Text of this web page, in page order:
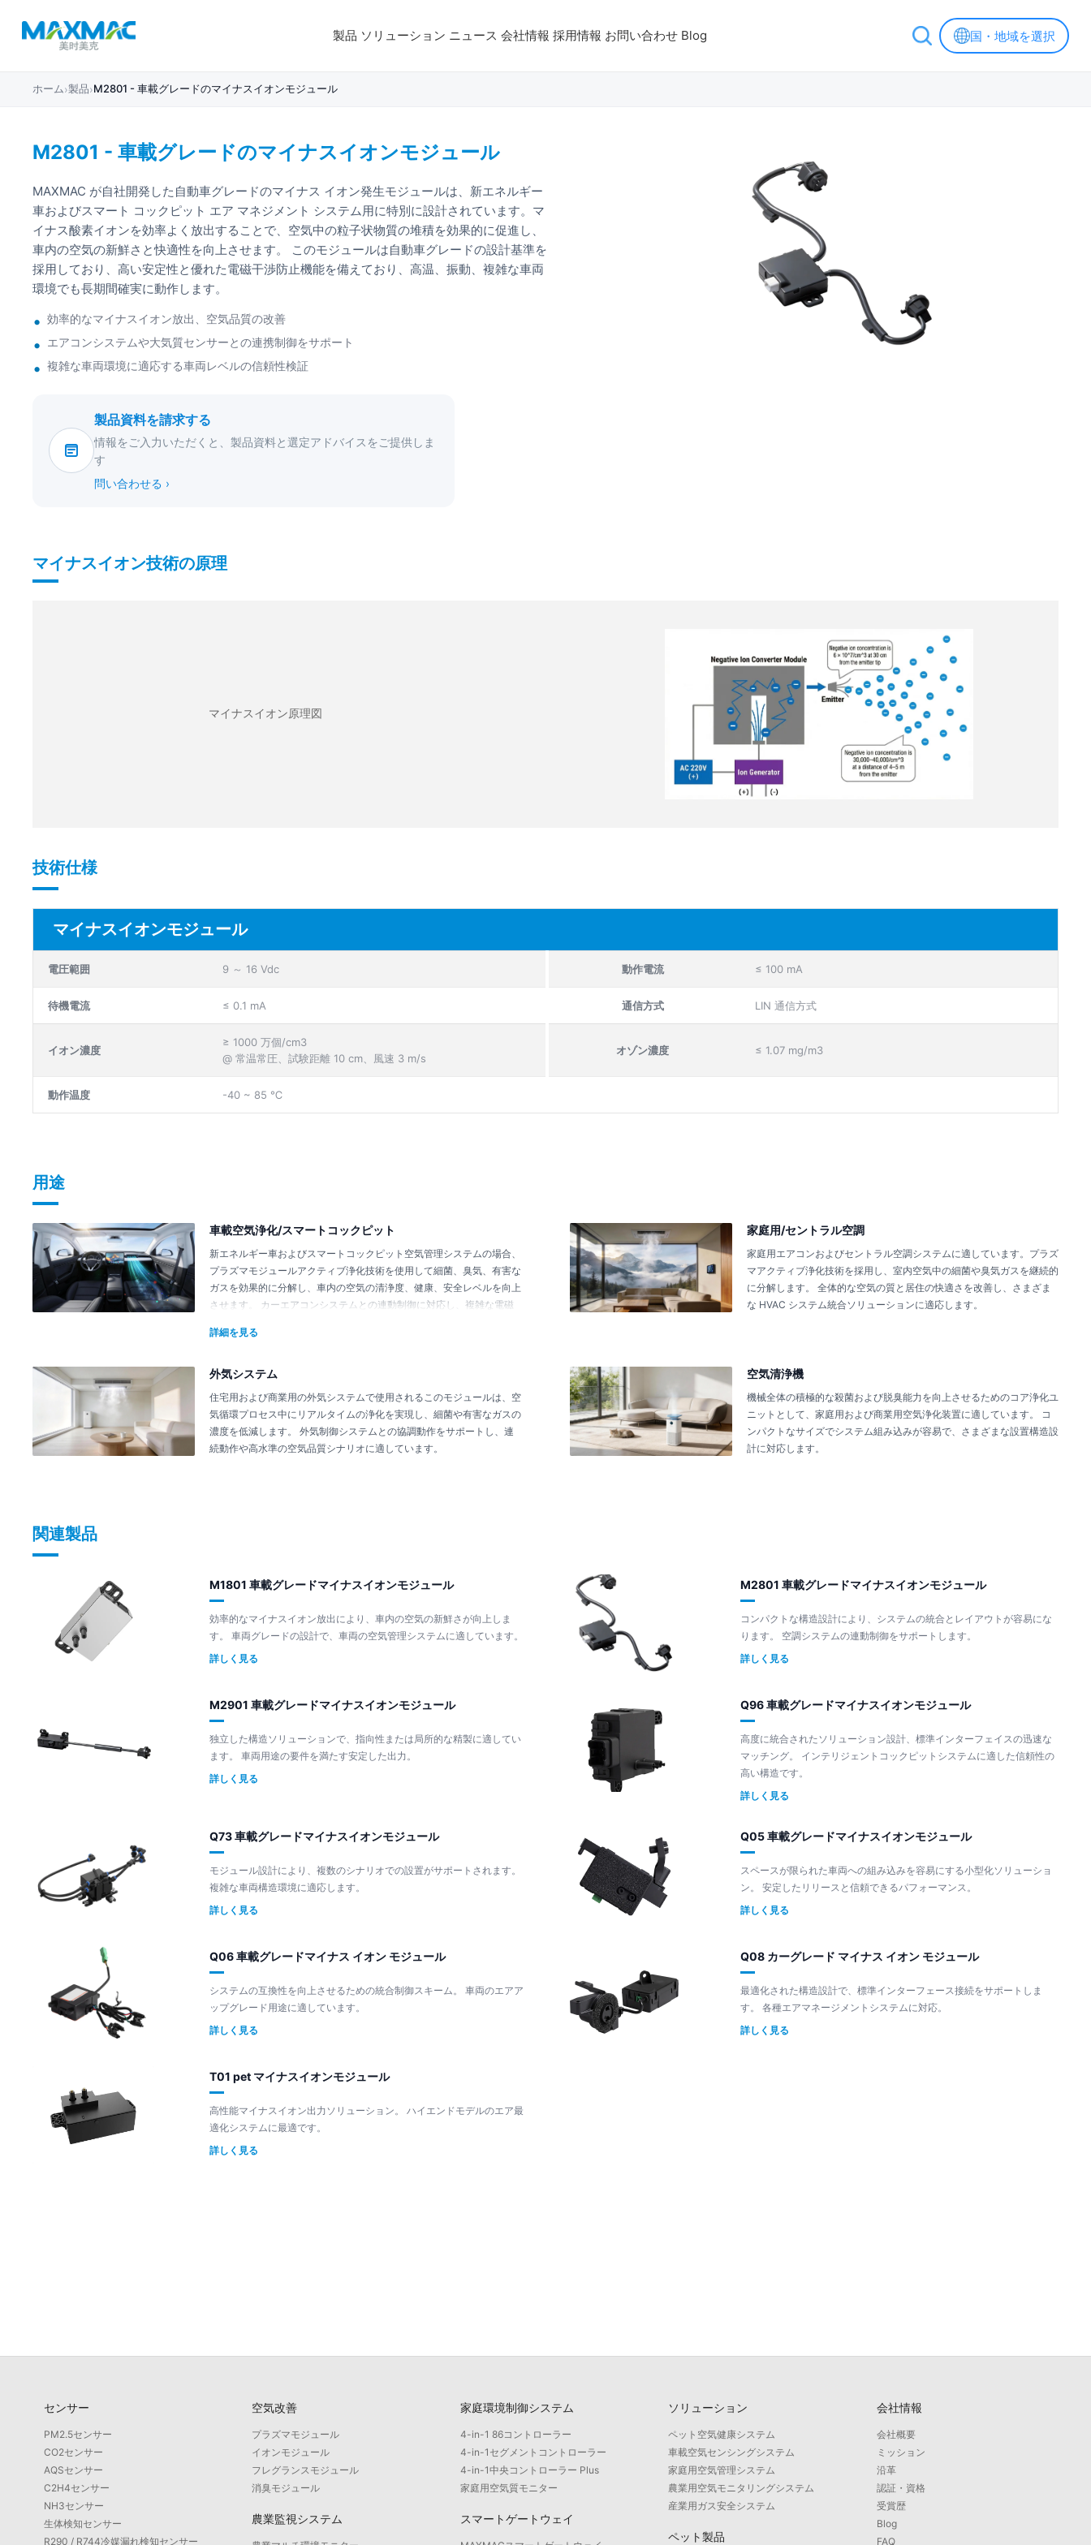
製品 ソリューション ニュース 会社情報 採用情報 お問い合わせ Blog 国・地域を選択
ホーム›製品›M2801 - 車載グレードのマイナスイオンモジュール
M2801 - 車載グレードのマイナスイオンモジュール
MAXMAC が自社開発した自動車グレードのマイナス イオン発生モジュールは、新エネルギー
車およびスマート コックピット エア マネジメント システム用に特別に設計されています。マ
イナス酸素イオンを効率よく放出することで、空気中の粒子状物質の堆積を効果的に促進し、
車内の空気の新鮮さと快適性を向上させます。 このモジュールは自動車グレードの設計基準を
採用しており、高い安定性と優れた電磁干渉防止機能を備えており、高温、振動、複雑な車両
環境でも長期間確実に動作します。
効率的なマイナスイオン放出、空気品質の改善
エアコンシステムや大気質センサーとの連携制御をサポート
複雑な車両環境に適応する車両レベルの信頼性検証
製品資料を請求する
情報をご入力いただくと、製品資料と選定アドバイスをご提供しま
す
問い合わせる ›
マイナスイオン技術の原理
マイナスイオン原理図
技術仕様
マイナスイオンモジュール
電圧範囲 9 ～ 16 Vdc 動作電流 ≤ 100 mA
待機電流 ≤ 0.1 mA 通信方式 LIN 通信方式
イオン濃度
≥ 1000 万個/cm3
@ 常温常圧、試験距離 10 cm、風速 3 m/s
オゾン濃度 ≤ 1.07 mg/m3
動作温度 -40 ~ 85 ℃
用途
車載空気浄化/スマートコックピット
新エネルギー車およびスマートコックピット空気管理システムの場合、
プラズマモジュールアクティブ浄化技術を使用して細菌、臭気、有害な
ガスを効果的に分解し、車内の空気の清浄度、健康、安全レベルを向上
させます。 カーエアコンシステムとの連動制御に対応し、複雑な電磁
詳細を見る
家庭用/セントラル空調
家庭用エアコンおよびセントラル空調システムに適しています。プラズ
マアクティブ浄化技術を採用し、室内空気中の細菌や臭気ガスを継続的
に分解します。 全体的な空気の質と居住の快適さを改善し、さまざま
な HVAC システム統合ソリューションに適応します。
外気システム
住宅用および商業用の外気システムで使用されるこのモジュールは、空
気循環プロセス中にリアルタイムの浄化を実現し、細菌や有害なガスの
濃度を低減します。 外気制御システムとの協調動作をサポートし、連
続動作や高水準の空気品質シナリオに適しています。
空気清浄機
機械全体の積極的な殺菌および脱臭能力を向上させるためのコア浄化ユ
ニットとして、家庭用および商業用空気浄化装置に適しています。 コ
ンパクトなサイズでシステム組み込みが容易で、さまざまな設置構造設
計に対応します。
関連製品
M1801 車載グレードマイナスイオンモジュール
効率的なマイナスイオン放出により、車内の空気の新鮮さが向上しま
す。 車両グレードの設計で、車両の空気管理システムに適しています。
詳しく見る
M2801 車載グレードマイナスイオンモジュール
コンパクトな構造設計により、システムの統合とレイアウトが容易にな
ります。 空調システムの連動制御をサポートします。
詳しく見る
M2901 車載グレードマイナスイオンモジュール
独立した構造ソリューションで、指向性または局所的な精製に適してい
ます。 車両用途の要件を満たす安定した出力。
詳しく見る
Q96 車載グレードマイナスイオンモジュール
高度に統合されたソリューション設計、標準インターフェイスの迅速な
マッチング。 インテリジェントコックピットシステムに適した信頼性の
高い構造です。
詳しく見る
Q73 車載グレードマイナスイオンモジュール
モジュール設計により、複数のシナリオでの設置がサポートされます。
複雑な車両構造環境に適応します。
詳しく見る
Q05 車載グレードマイナスイオンモジュール
スペースが限られた車両への組み込みを容易にする小型化ソリューショ
ン。 安定したリリースと信頼できるパフォーマンス。
詳しく見る
Q06 車載グレードマイナス イオン モジュール
システムの互換性を向上させるための統合制御スキーム。 車両のエアア
ップグレード用途に適しています。
詳しく見る
Q08 カーグレード マイナス イオン モジュール
最適化された構造設計で、標準インターフェース接続をサポートしま
す。 各種エアマネージメントシステムに対応。
詳しく見る
T01 pet マイナスイオンモジュール
高性能マイナスイオン出力ソリューション。 ハイエンドモデルのエア最
適化システムに最適です。
詳しく見る
センサー
PM2.5センサー
CO2センサー
AQSセンサー
C2H4センサー
NH3センサー
生体検知センサー
R290 / R744冷媒漏れ検知センサー
空気改善
プラズマモジュール
イオンモジュール
フレグランスモジュール
消臭モジュール
農業監視システム
家庭環境制御システム
4-in-1 86コントローラー
4-in-1セグメントコントローラー
4-in-1中央コントローラー Plus
家庭用空気質モニター
スマートゲートウェイ
ソリューション
ペット空気健康システム
車載空気センシングシステム
家庭用空気管理システム
農業用空気モニタリングシステム
産業用ガス安全システム
ペット製品
会社情報
会社概要
ミッション
沿革
認証・資格
受賞歴
Blog
FAQ